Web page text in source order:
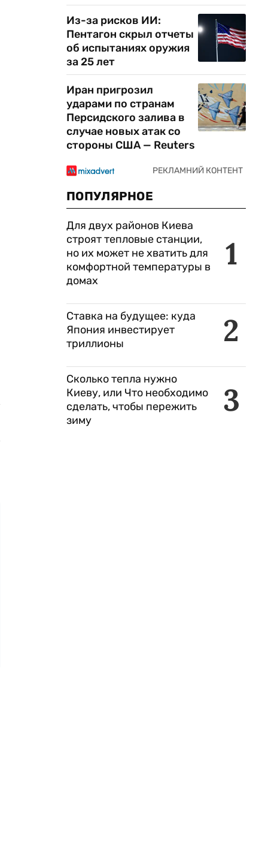
Из-за рисков ИИ:
Пентагон скрыл отчеты
об испытаниях оружия
за 25 лет
Иран пригрозил
ударами по странам
Персидского залива в
случае новых атак со
стороны США — Reuters
ПОПУЛЯРНОЕ
1
Для двух районов Киева
строят тепловые станции,
но их может не хватить для
комфортной температуры в
домах
2
Ставка на будущее: куда
Япония инвестирует
триллионы
3
Сколько тепла нужно
Киеву, или Что необходимо
сделать, чтобы пережить
зиму